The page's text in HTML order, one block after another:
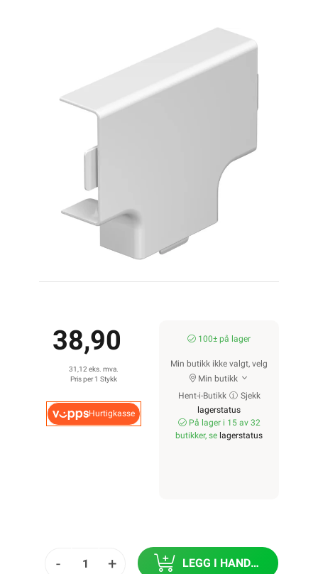
38,90
31,12 eks. mva.
Pris per 1 Stykk
Hurtigkasse
100± på lager
Min butikk ikke valgt, velg
Min butikk
Hent-i-Butikk
Sjekk
lagerstatus
På lager i 15 av 32
butikker, se lagerstatus
- + LEGG I HANDLEKURV